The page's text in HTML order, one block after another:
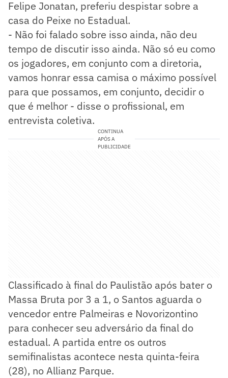
Felipe Jonatan, preferiu despistar sobre a
casa do Peixe no Estadual.
- Não foi falado sobre isso ainda, não deu
tempo de discutir isso ainda. Não só eu como
os jogadores, em conjunto com a diretoria,
vamos honrar essa camisa o máximo possível
para que possamos, em conjunto, decidir o
que é melhor - disse o profissional, em
entrevista coletiva.
CONTINUA
APÓS A
PUBLICIDADE
Classificado à final do Paulistão após bater o
Massa Bruta por 3 a 1, o Santos aguarda o
vencedor entre Palmeiras e Novorizontino
para conhecer seu adversário da final do
estadual. A partida entre os outros
semifinalistas acontece nesta quinta-feira
(28), no Allianz Parque.